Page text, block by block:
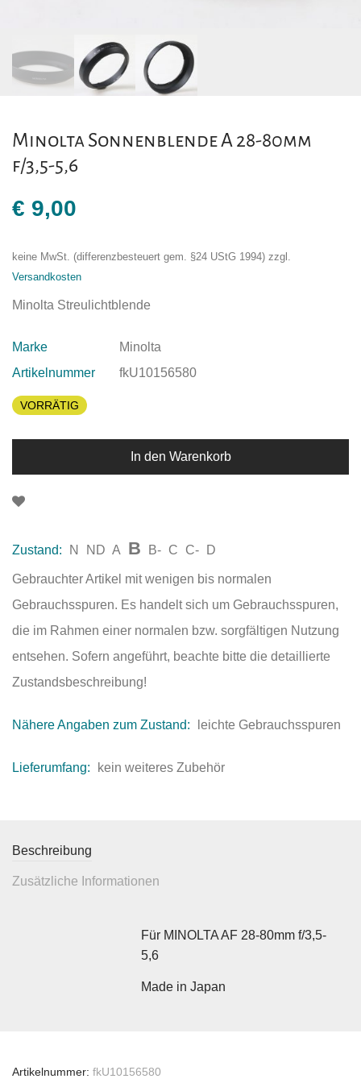
Minolta Sonnenblende A 28-80mm
f/3,5-5,6
€ 9,00
keine MwSt. (differenzbesteuert gem. §24 UStG 1994) zzgl.
Versandkosten
Minolta Streulichtblende
Marke
Minolta
Artikelnummer
fkU10156580
VORRÄTIG
In den Warenkorb
Zustand: N ND A B B- C C- D
Gebrauchter Artikel mit wenigen bis normalen
Gebrauchsspuren. Es handelt sich um Gebrauchsspuren,
die im Rahmen einer normalen bzw. sorgfältigen Nutzung
entsehen. Sofern angeführt, beachte bitte die detaillierte
Zustandsbeschreibung!
Nähere Angaben zum Zustand: leichte Gebrauchsspuren
Lieferumfang: kein weiteres Zubehör
Beschreibung
Zusätzliche Informationen
Für MINOLTA AF 28-80mm f/3,5-
5,6
Made in Japan
Artikelnummer: fkU10156580